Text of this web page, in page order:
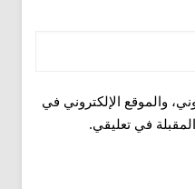
والموقع الإلكتروني في
في تعليقي.